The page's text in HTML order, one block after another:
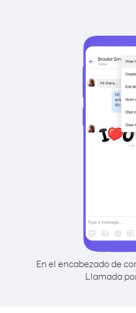
En el encabezado de
Llamada